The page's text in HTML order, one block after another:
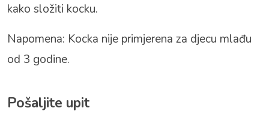
kako složiti kocku.
Napomena: Kocka nije primjerena za djecu mlađu
od 3 godine.
Pošaljite upit